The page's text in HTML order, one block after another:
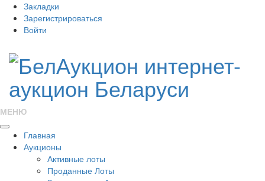
Закладки
Зарегистрироваться
Войти
МЕНЮ
Главная
Аукционы
Активные лоты
Проданные Лоты